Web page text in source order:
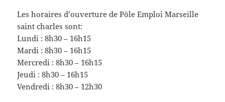
Les horaires d’ouverture de Pôle Emploi Marseille
saint charles sont:
Lundi : 8h30 – 16h15
Mardi : 8h30 – 16h15
Mercredi : 8h30 – 16h15
Jeudi : 8h30 – 16h15
Vendredi : 8h30 – 12h30